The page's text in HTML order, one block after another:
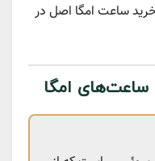
ساعت امگا اصل در
ساعت‌های امگا